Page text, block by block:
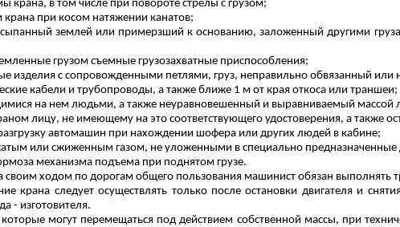
крана, в том числе при повороте стрелы с грузом;
крана при косом натяжении канатов;
землей или примерзший к основанию, заложенный другими
грузом съемные грузозахватные приспособления;
изделия с сопровожденными петлями, груз, неправильно обвязанный
кабели и трубопроводы, а также ближе 1 м от края откоса или траншеи;
на нем людьми, а также неуравновешенный и выравниваемый
лицу, не имеющему на это соответствующего удостоверения, а также
автомашин при нахождении шофера или других людей в кабине;
или сжиженным газом, не уложенными в специально
механизма подъема при поднятом грузе.
своим ходом по дорогам общего пользования машинист обязан
крана следует осуществлять только после остановки двигателя и
- изготовителя.
могут перемещаться под действием собственной массы, при